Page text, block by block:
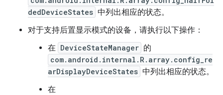
dedDeviceStates 中列出相应的状态。
对于支持后置显示模式的设备，请执行以下操作：
在 DeviceStateManager 的
com.android.internal.R.array.config_re
arDisplayDeviceStates 中列出相应的状态。
在